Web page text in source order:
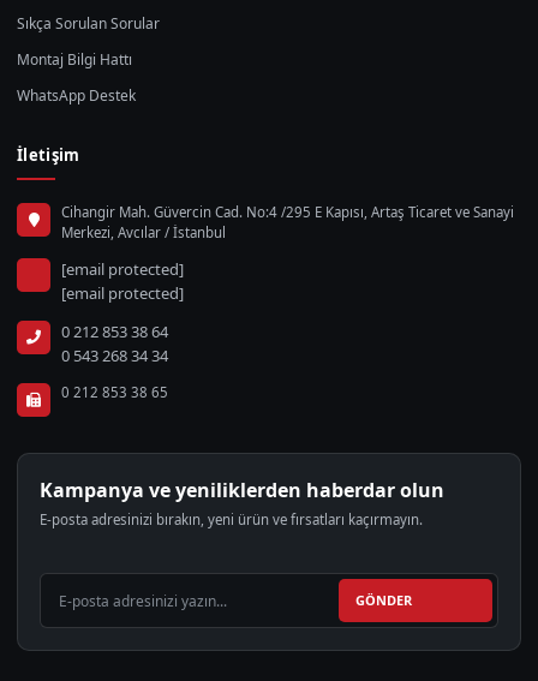
Sıkça Sorulan Sorular
Montaj Bilgi Hattı
WhatsApp Destek
İletişim
Cihangir Mah. Güvercin Cad. No:4 /295 E Kapısı, Artaş Ticaret ve Sanayi
Merkezi, Avcılar / İstanbul
[email protected]
[email protected]
0 212 853 38 64
0 543 268 34 34
0 212 853 38 65
Kampanya ve yeniliklerden haberdar olun
E-posta adresinizi bırakın, yeni ürün ve fırsatları kaçırmayın.
GÖNDER